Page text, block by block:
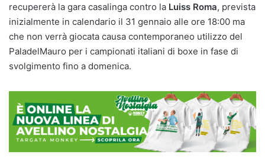
recupererà la gara casalinga contro la Luiss Roma, prevista
inizialmente in calendario il 31 gennaio alle ore 18:00 ma
che non verrà giocata causa contemporaneo utilizzo del
PaladelMauro per i campionati italiani di boxe in fase di
svolgimento fino a domenica.